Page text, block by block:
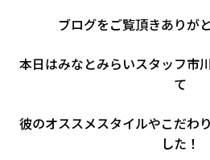
ブログをご覧頂きありが
本日はみなとみらいスタッフ市
て
彼のオススメスタイルやこだわ
した！